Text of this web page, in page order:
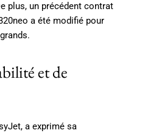
plus, un précédent contrat
a été modifié pour
et de
a exprimé sa